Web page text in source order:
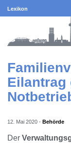
Lexikon
Eilantrag
12. Mai 2020 - Behörde
Der